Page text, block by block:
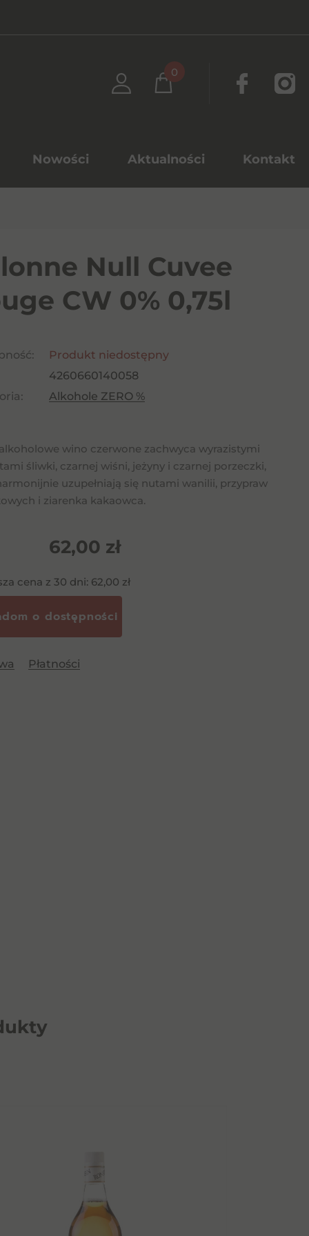
0
Nowości Aktualności Kontakt
Null Cuvee
CW 0% 0,75l
Produkt niedostępny
4260660140058
Alkohole ZERO %
wino czerwone zachwyca wyrazistymi
śliwki, czarnej wiśni, jeżyny i czarnej porzeczki,
uzupełniają się nutami wanilii, przypraw
i ziarenka kakaowca.
62,00 zł
cena z 30 dni: 62,00 zł
Płatności